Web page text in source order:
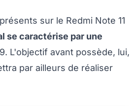
sur le Redmi Note 11
se caractérise par une
L'objectif avant possède, lui,
par ailleurs de réaliser